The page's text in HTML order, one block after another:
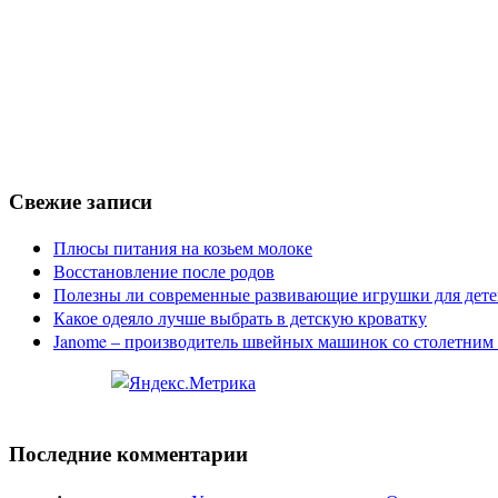
Свежие записи
Плюсы питания на козьем молоке
Восстановление после родов
Полезны ли современные развивающие игрушки для
Какое одеяло лучше выбрать в детскую кроватку
Janome – производитель швейных машинок со
Последние комментарии